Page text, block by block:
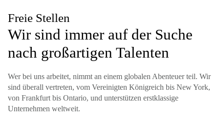
Freie Stellen
Wir sind immer auf der Suche
nach großartigen Talenten
Wer bei uns arbeitet, nimmt an einem globalen Abenteuer teil. Wir
sind überall vertreten, vom Vereinigten Königreich bis New York,
von Frankfurt bis Ontario, und unterstützen erstklassige
Unternehmen weltweit.